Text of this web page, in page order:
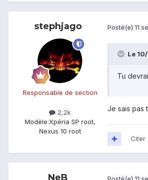
stephjago
Responsable de section
2,2k
Modèle:Xpéria SP root,
Nexus 10 root
Posté(e) 11
Le
Tu
Je sais pas
Citer
NeB